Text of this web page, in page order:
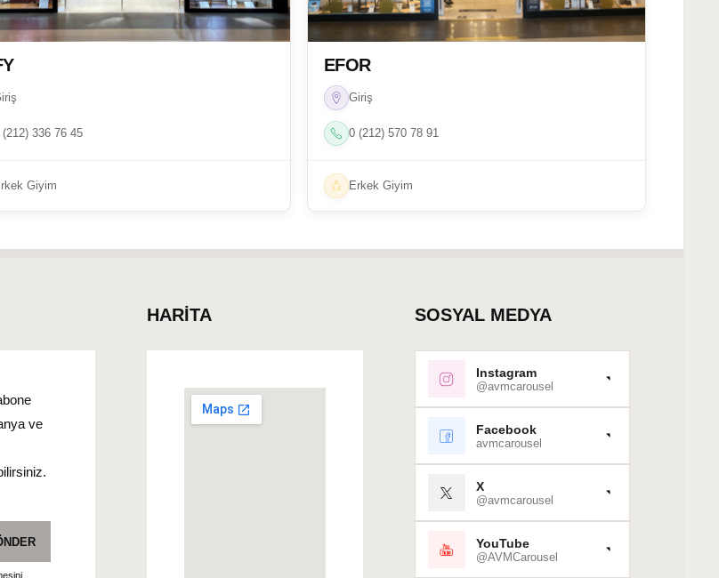
(212) 336 76 45
Giyim
EFOR
Giriş
0 (212) 570 78 91
Erkek Giyim
ve
HARİTA SOSYAL MEDYA
Instagram
@avmcarousel
Facebook
avmcarousel
X
@avmcarousel
YouTube
@AVMCarousel